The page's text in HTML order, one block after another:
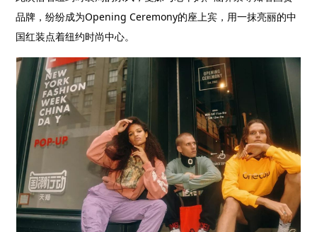
品牌，纷纷成为Opening Ceremony的座上宾，用一抹亮丽的中
国红装点着纽约时尚中心。